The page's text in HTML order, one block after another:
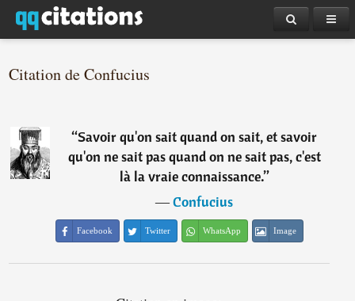
Citation de Confucius
“Savoir qu'on sait quand on sait, et savoir
qu'on ne sait pas quand on ne sait pas, c'est
là la vraie connaissance.”
―Confucius
Facebook Twitter WhatsApp Image